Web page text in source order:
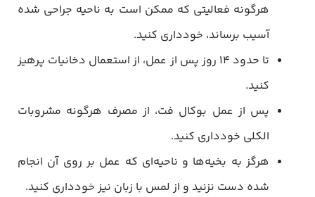
هرگونه فعالیتی که ممکن است به ناحیه جراحی شده
آسیب برساند، خودداری کنید.
تا حدود ۱۴ روز پس از عمل، از استعمال دخانیات پرهیز
کنید.
پس از عمل بوکال فت، از مصرف هرگونه مشروبات
الکلی خودداری کنید.
هرگز به بخیه‌ها و ناحیه‌ای که عمل بر روی آن انجام
شده دست نزنید و از لمس با زبان نیز خودداری کنید.